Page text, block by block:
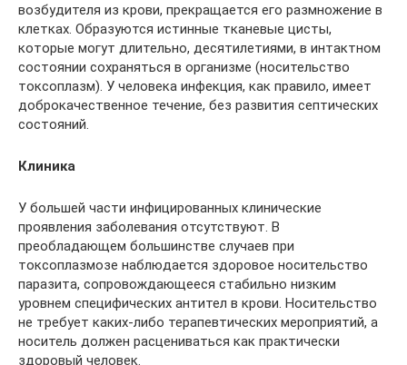
возбудителя из крови, прекращается его размножение в
клетках. Образуются истинные тканевые цисты,
которые могут длительно, десятилетиями, в интактном
состоянии сохраняться в организме (носительство
токсоплазм). У человека инфекция, как правило, имеет
доброкачественное течение, без развития септических
состояний.
Клиника
У большей части инфицированных клинические
проявления заболевания отсутствуют. В
преобладающем большинстве случаев при
токсоплазмозе наблюдается здоровое носительство
паразита, сопровождающееся стабильно низким
уровнем специфических антител в крови. Носительство
не требует каких-либо терапевтических мероприятий, а
носитель должен расцениваться как практически
здоровый человек.